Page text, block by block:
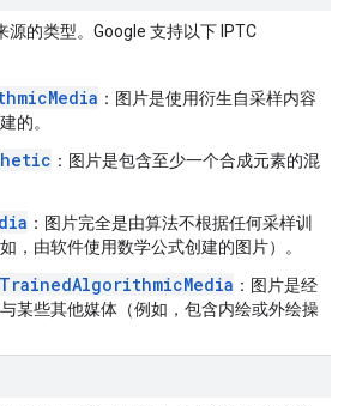
源的类型。Google 支持以下 IPTC
：图片是使用衍生自采样内容
的。
：图片是包含至少一个合成元素的混
：图片完全是由算法不根据任何采样训
，由软件使用数学公式创建的图片）。
：图片是经
某些其他媒体（例如，包含内绘或外绘操